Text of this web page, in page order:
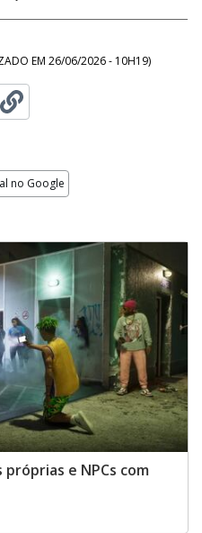
EM 26/06/2026 - 10H19)
no Google
e NPCs com